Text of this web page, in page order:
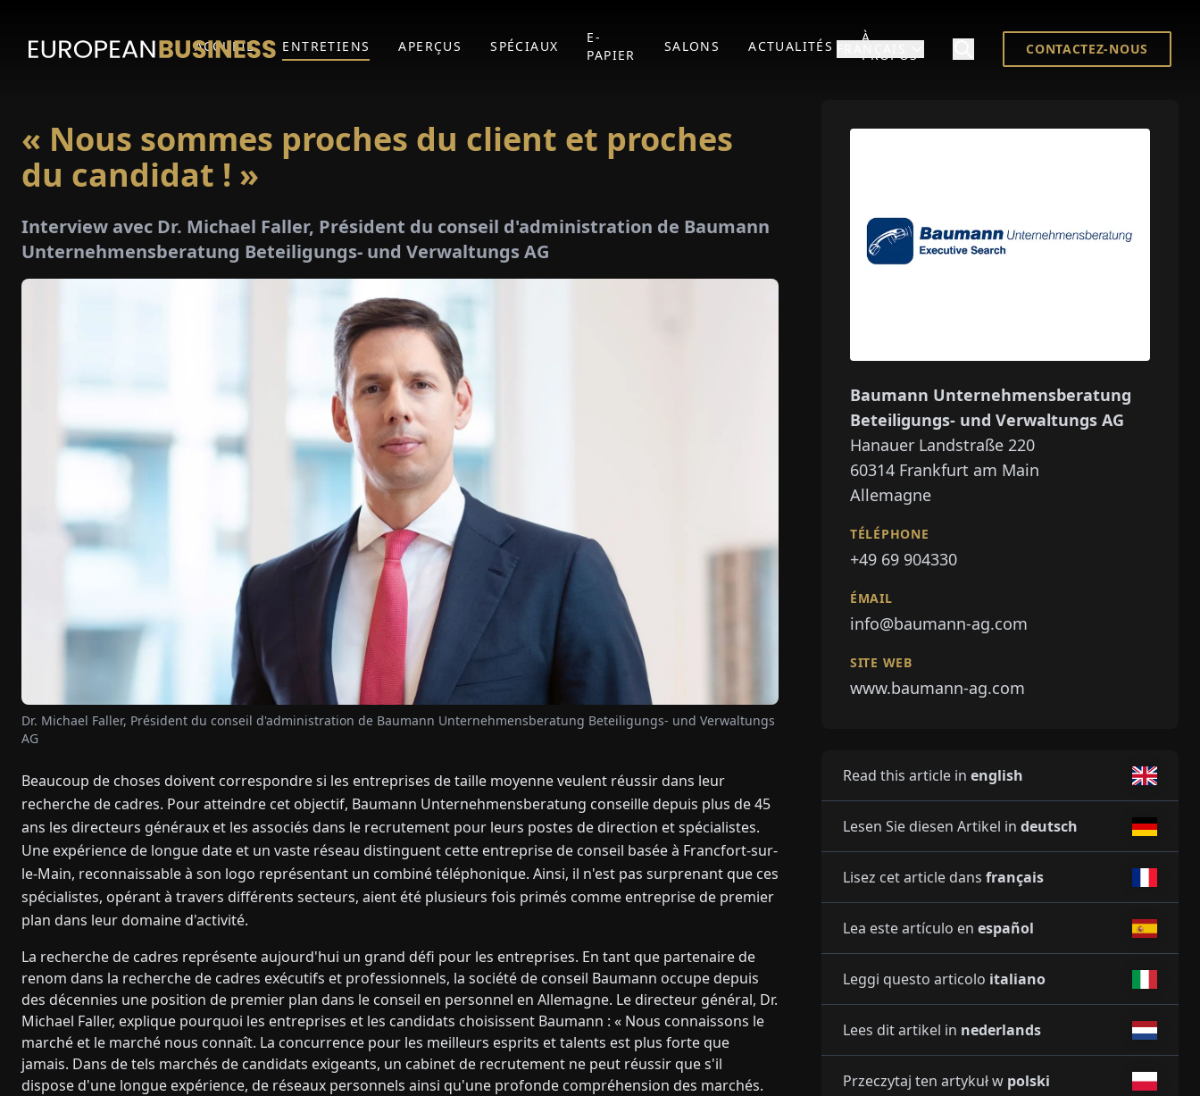
ACCUEIL ENTRETIENS APERÇUS SPÉCIAUX
E-
PAPIER
SALONS ACTUALITÉS
À
PROPOS
CONTACTEZ-NOUS
« Nous sommes proches du client et proches
du candidat ! »
Interview avec Dr. Michael Faller, Président du conseil d'administration de Baumann
Unternehmensberatung Beteiligungs- und Verwaltungs AG
Dr. Michael Faller, Président du conseil d'administration de Baumann Unternehmensberatung Beteiligungs- und Verwaltungs
AG
Beaucoup de choses doivent correspondre si les entreprises de taille moyenne veulent réussir dans leur
recherche de cadres. Pour atteindre cet objectif, Baumann Unternehmensberatung conseille depuis plus de 45
ans les directeurs généraux et les associés dans le recrutement pour leurs postes de direction et spécialistes.
Une expérience de longue date et un vaste réseau distinguent cette entreprise de conseil basée à Francfort-sur-
le-Main, reconnaissable à son logo représentant un combiné téléphonique. Ainsi, il n'est pas surprenant que ces
spécialistes, opérant à travers différents secteurs, aient été plusieurs fois primés comme entreprise de premier
plan dans leur domaine d'activité.
La recherche de cadres représente aujourd'hui un grand défi pour les entreprises. En tant que partenaire de
renom dans la recherche de cadres exécutifs et professionnels, la société de conseil Baumann occupe depuis
des décennies une position de premier plan dans le conseil en personnel en Allemagne. Le directeur général, Dr.
Michael Faller, explique pourquoi les entreprises et les candidats choisissent Baumann : « Nous connaissons le
marché et le marché nous connaît. La concurrence pour les meilleurs esprits et talents est plus forte que
jamais. Dans de tels marchés de candidats exigeants, un cabinet de recrutement ne peut réussir que s'il
dispose d'une longue expérience, de réseaux personnels ainsi qu'une profonde compréhension des marchés.
Baumann Unternehmensberatung
Beteiligungs- und Verwaltungs AG
Hanauer Landstraße 220
60314 Frankfurt am Main
Allemagne
TÉLÉPHONE
+49 69 904330
ÉMAIL
info@baumann-ag.com
SITE WEB
www.baumann-ag.com
Read this article in english
Lesen Sie diesen Artikel in deutsch
Lisez cet article dans français
Lea este artículo en español
Leggi questo articolo italiano
Lees dit artikel in nederlands
Przeczytaj ten artykuł w polski